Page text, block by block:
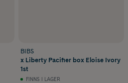
BIBS
x Liberty Pacifier box Eloise Ivory
1st
FINNS I LAGER